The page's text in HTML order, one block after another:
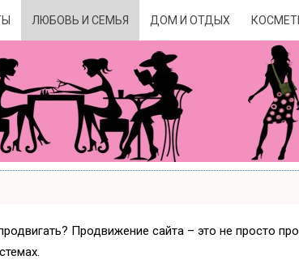
ЛЮБОВЬ И СЕМЬЯ ДОМ И ОТДЫХ
Продвижение сайта – это не просто